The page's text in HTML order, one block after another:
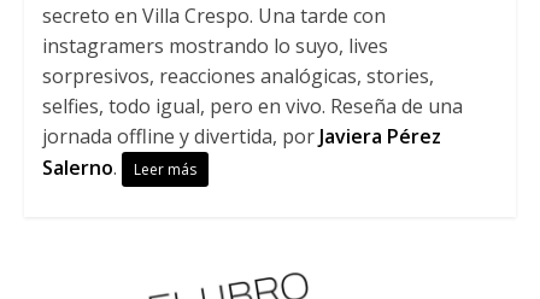
secreto en Villa Crespo. Una tarde con
instagramers mostrando lo suyo, lives
sorpresivos, reacciones analógicas, stories,
selfies, todo igual, pero en vivo. Reseña de una
jornada offline y divertida, por Javiera Pérez
Salerno. Leer más